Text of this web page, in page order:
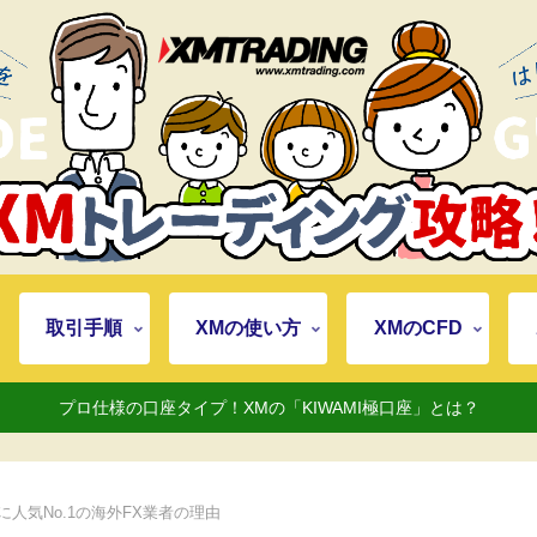
取引手順 XMの使い方 XMのCFD
プロ仕様の口座タイプ！XMの「KIWAMI極口座」とは？
人気No.1の海外FX業者の理由